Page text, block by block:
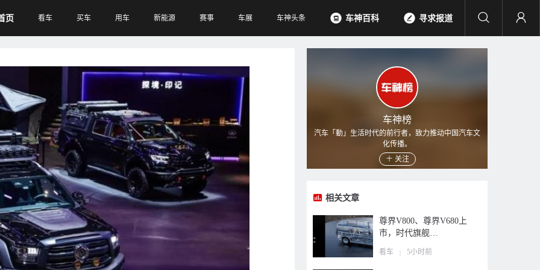
页 看车 买车 用车 新能源 赛事 车展 车神头条 车神百科 寻求报道
车神榜
汽车「動」生活时代的前行者，致力推动中国汽车文
化传播。
关注
相关文章
尊界V800、尊界V680上
市，时代旗舰…
看车 5小时前